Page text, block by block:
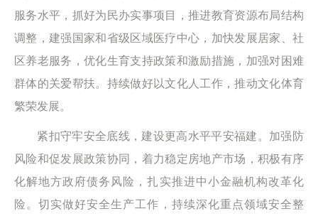
服务水平，抓好为民办实事项目，推进教育资源布局结构
调整，建强国家和省级区域医疗中心，加快发展居家、社
区养老服务，优化生育支持政策和激励措施，加强对困难
群体的关爱帮扶。持续做好以文化人工作，推动文化体育
繁荣发展。
紧扣守牢安全底线，建设更高水平平安福建。加强防
风险和促发展政策协同，着力稳定房地产市场，积极有序
化解地方政府债务风险，扎实推进中小金融机构改革化
险。切实做好安全生产工作，持续深化重点领域安全整